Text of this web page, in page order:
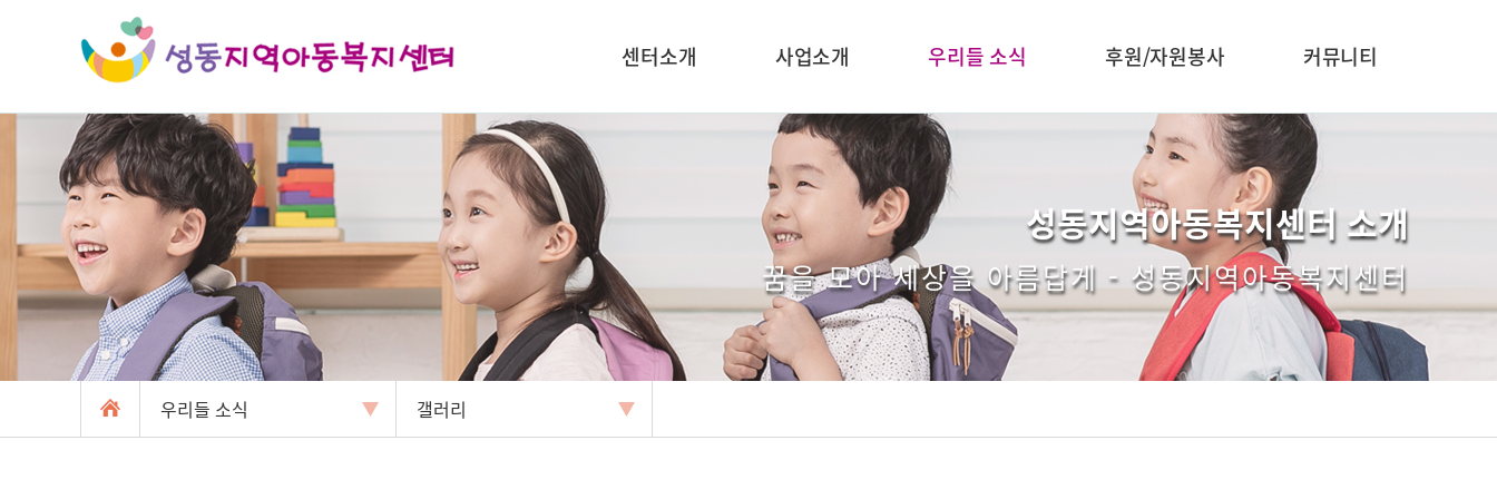
센터소개 사업소개 우리들 소식 후원/자원봉사 커뮤니티
성동지역아동복지센터 소개
꿈을 모아 세상을 아름답게 - 성동지역아동복지센터
우리들 소식 갤러리